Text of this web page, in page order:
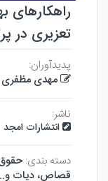
راهکارهای
تعزیری در
پدیدآوران:
مهدی مظفری
ناشر:
انتشارات امجد
دسته بندی:
قصاص، ديات